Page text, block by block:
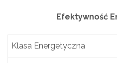
Efektywność
Klasa Energetyczna